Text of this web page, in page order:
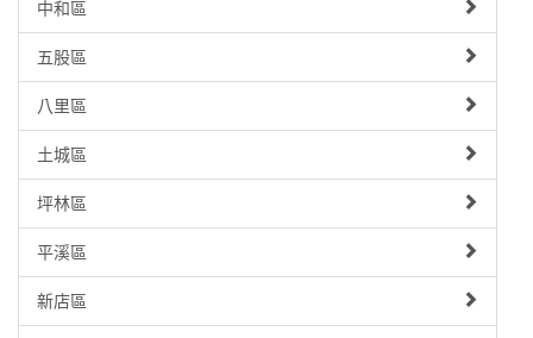
中和區
五股區
八里區
土城區
坪林區
平溪區
新店區